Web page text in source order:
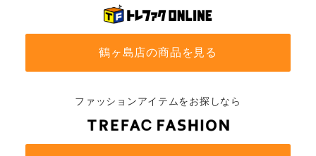
鶴ヶ島店の商品を見る
ファッションアイテムをお探しなら